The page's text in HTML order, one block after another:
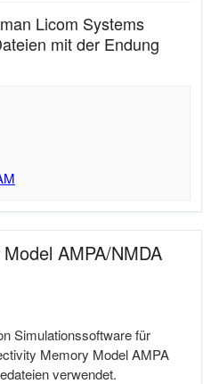
Licom Systems
mit der Endung
AMPA/NMDA
Simulationssoftware für
Memory Model AMPA
verwendet.